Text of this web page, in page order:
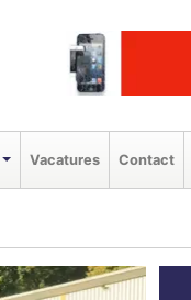
Vacatures Contact